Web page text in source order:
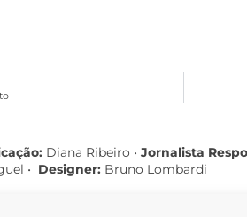
Diana Ribeiro • Jornalista
• Designer: Bruno Lombardi